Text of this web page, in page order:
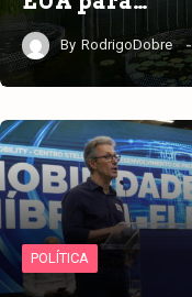
By RodrigoDobre
POLÍTICA